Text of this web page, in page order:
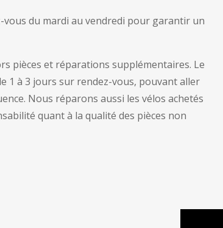
du mardi au vendredi pour garantir un
pièces et réparations supplémentaires. Le
1 à 3 jours sur rendez-vous, pouvant aller
Nous réparons aussi les vélos achetés
quant à la qualité des pièces non